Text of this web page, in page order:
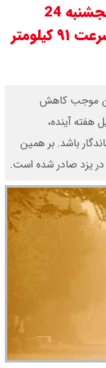
پیش بینی هوای یزد فردا پنجشنبه 24
اردیبهشت/ ثبت طوفان با سرعت ۹۱ کیلومتر
موجب کاهش
هفته آینده،
باشد. بر همین
یزد صادر شده است.